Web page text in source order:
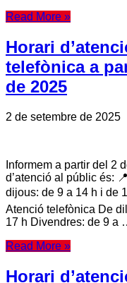
Read More »
Horari
telefònica a
de 2025
2 de setembre de 2025
Informem a partir del 2
d’atenció al públic és:
dijous: de 9 a 14 h i de
Atenció telefònica De
17 h Divendres: de 9 a
Read More »
Horari